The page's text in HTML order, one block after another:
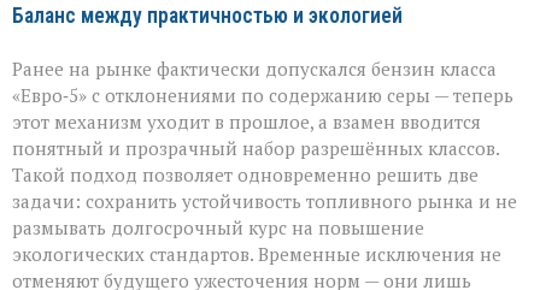
Баланс между практичностью и экологией
Ранее на рынке фактически допускался бензин класса
«Евро‑5» с отклонениями по содержанию серы — теперь
этот механизм уходит в прошлое, а взамен вводится
понятный и прозрачный набор разрешённых классов.
Такой подход позволяет одновременно решить две
задачи: сохранить устойчивость топливного рынка и не
размывать долгосрочный курс на повышение
экологических стандартов. Временные исключения не
отменяют будущего ужесточения норм — они лишь